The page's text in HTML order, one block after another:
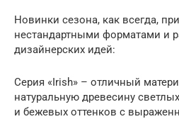
Новинки сезона, как всегда,
нестандартными форматами и
дизайнерских идей:
Серия «Irish» – отличный
натуральную древесину
и бежевых оттенков с